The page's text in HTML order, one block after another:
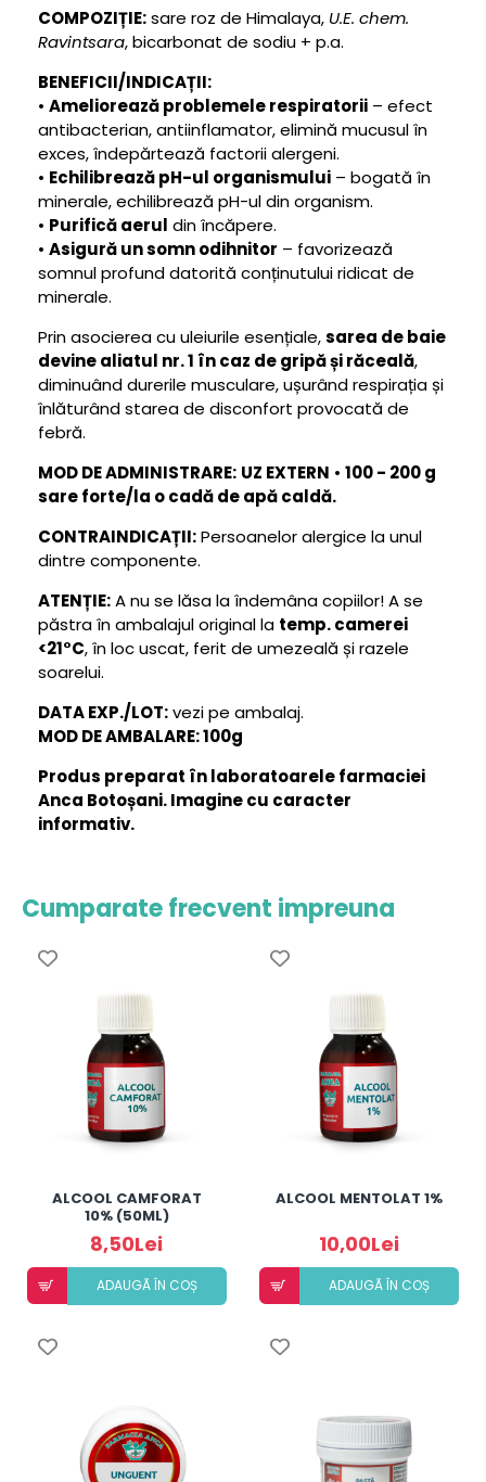
COMPOZIȚIE:sare roz de Himalaya, U.E. chem.
Ravintsara, bicarbonat de sodiu + p.a.
BENEFICII/INDICAȚII:
• Ameliorează problemele respiratorii – efect
antibacterian, antiinflamator, elimină mucusul în
exces, îndepărtează factorii alergeni.
• Echilibrează pH-ul organismului – bogată în
minerale, echilibrează pH-ul din organism.
• Purifică aerul din încăpere.
• Asigură un somn odihnitor – favorizează
somnul profund datorită conținutului ridicat de
minerale.
Prin asocierea cu uleiurile esențiale,sarea de baie
devine aliatul nr. 1 în caz de gripă și răceală,
diminuând durerile musculare, ușurând respirația și
înlăturând starea de disconfort provocată de
febră.
MOD DE ADMINISTRARE: UZ EXTERN • 100 - 200 g
sare forte/la o cadă de apă caldă.
CONTRAINDICAȚII:Persoanelor alergice la unul
dintre componente.
ATENȚIE:A nu se lăsa la îndemâna copiilor! A se
păstra în ambalajul original la temp. camerei
<21°C, în loc uscat, ferit de umezeală și razele
soarelui.
DATA EXP./LOT:vezi pe ambalaj.
MOD DE AMBALARE: 100g
Produs preparat în laboratoarele farmaciei
Anca Botoșani. Imagine cu caracter
informativ.
Cumparate frecvent impreuna
ALCOOL CAMFORAT
10% (50ML)
8,50Lei
ADAUGÃ ÎN COȘ
ALCOOL MENTOLAT 1%
10,00Lei
ADAUGÃ ÎN COȘ